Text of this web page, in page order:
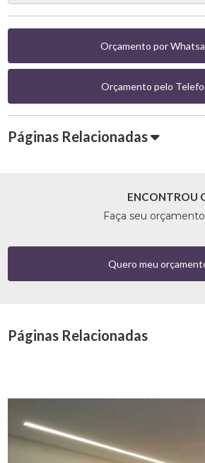
Orçamento por
Orçamento pelo
Páginas Relacionadas
ENCONTROU
Faça seu
Quero meu
Páginas Relacionadas